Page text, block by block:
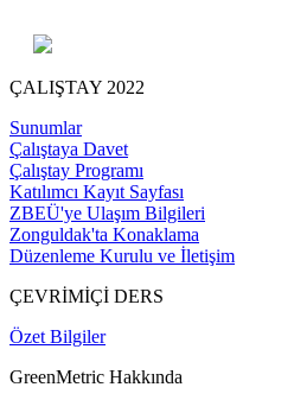
ÇALIŞTAY 2022
Sunumlar
Çalıştaya Davet
Çalıştay Programı
Katılımcı Kayıt Sayfası
ZBEÜ'ye Ulaşım Bilgileri
Zonguldak'ta Konaklama
Düzenleme Kurulu ve İletişim
ÇEVRİMİÇİ DERS
Özet Bilgiler
GreenMetric Hakkında